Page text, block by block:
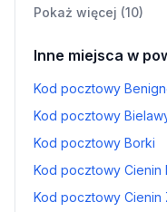
Pokaż więcej (10)
Inne miejsca w
Kod pocztowy
Kod pocztowy
Kod pocztowy Borki
Kod pocztowy Cienin
Kod pocztowy Cienin